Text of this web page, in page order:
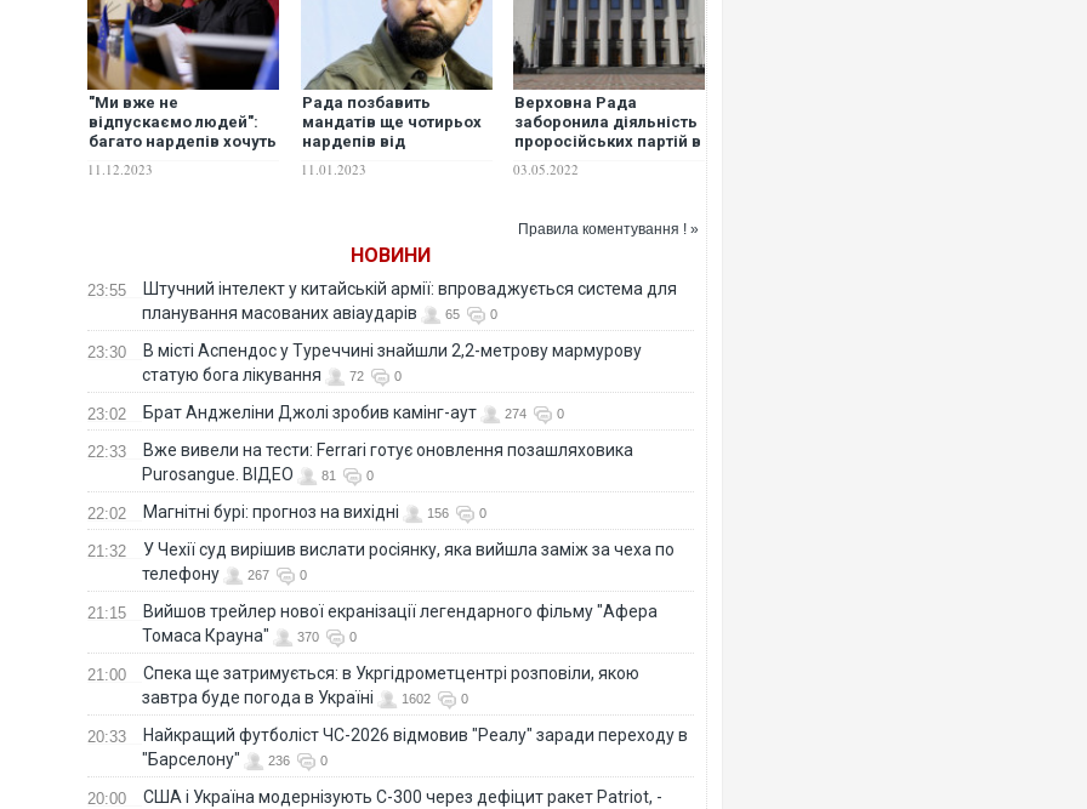
"Ми вже не
відпускаємо людей":
багато нардепів хочуть
– Арахамія
11.12.2023
Рада позбавить
мандатів ще чотирьох
нардепів від
Арахамія
11.01.2023
Верховна Рада
заборонила діяльність
проросійських партій в
03.05.2022
Правила коментування ! »
НОВИНИ
23:55
Штучний інтелект у китайській армії: впроваджується система для
планування масованих авіаударів
65 0
23:30
В місті Аспендос у Туреччині знайшли 2,2-метрову мармурову
статую бога лікування
72 0
23:02 Брат Анджеліни Джолі зробив камінг-аут 274 0
22:33
Вже вивели на тести: Ferrari готує оновлення позашляховика
Purosangue. ВІДЕО
81 0
22:02 Магнітні бурі: прогноз на вихідні 156 0
21:32
У Чехії суд вирішив вислати росіянку, яка вийшла заміж за чеха по
телефону
267 0
21:15
Вийшов трейлер нової екранізації легендарного фільму "Афера
Томаса Крауна"
370 0
21:00
Спека ще затримується: в Укргідрометцентрі розповіли, якою
завтра буде погода в Україні
1602 0
20:33
Найкращий футболіст ЧС-2026 відмовив "Реалу" заради переходу в
"Барселону"
236 0
20:00
США і Україна модернізують С-300 через дефіцит ракет Patriot, -
Вже вивели на тести: Ferrari